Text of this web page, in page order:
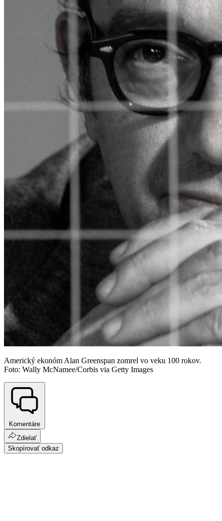
Americký ekonóm Alan Greenspan zomrel vo veku 100 rokov.
Foto: Wally McNamee/Corbis via Getty Images
Komentáre
Zdielať
Skopírovať odkaz